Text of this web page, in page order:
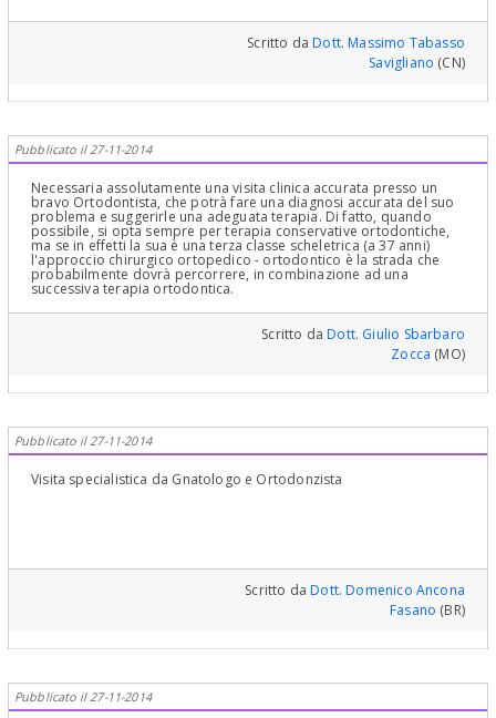
che permettono di sovrapporre lo scheletro e il profilo
fotografico per meglio fare queste valutazioni (stereofotografia
che sincronizza il viso del paziente co il volume osseo, quindi,
volumetrica). Banalmente forse, per lei, le dico : "Senza tutto
professionale, deontologico e corretto"!? In ogni caso, all'età di 37
Grandi Chirurghi che praticano questa Chirurgia, sia in Ospedale
che all'Università che in Studi Privati. Si informi e faccia valutare la
temporo mandibolari anche da un Dentista Gnatologo di cui
Torino è "ricca" che poi eventualmente la indirizzerebbe dall'
Ortodontista Chirurgo più idoneo! Cari saluti
Scritto daDott. Massimo Tabasso
Savigliano (CN)
Pubblicato il 27-11-2014
Necessaria assolutamente una visita clinica accurata presso un
bravo Ortodontista, che potrà fare una diagnosi accurata del suo
problema e suggerirle una adeguata terapia. Di fatto, quando
possibile, si opta sempre per terapia conservative ortodontiche,
ma se in effetti la sua è una terza classe scheletrica (a 37 anni)
l'approccio chirurgico ortopedico - ortodontico è la strada che
probabilmente dovrà percorrere, in combinazione ad una
successiva terapia ortodontica.
Scritto daDott. Giulio Sbarbaro
Zocca (MO)
Pubblicato il 27-11-2014
Visita specialistica da Gnatologo e Ortodonzista
Scritto daDott. Domenico Ancona
Fasano (BR)
Pubblicato il 27-11-2014